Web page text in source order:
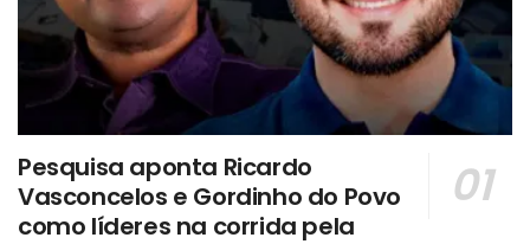
Pesquisa aponta Ricardo
Vasconcelos e Gordinho do Povo
como líderes na corrida pela